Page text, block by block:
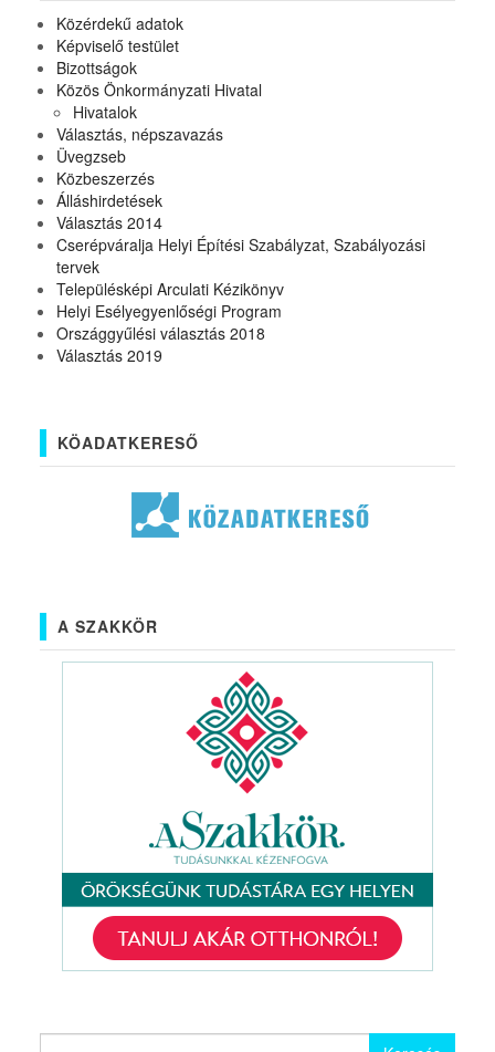
Közérdekű adatok
Képviselő testület
Bizottságok
Közös Önkormányzati Hivatal
Hivatalok
Választás, népszavazás
Üvegzseb
Közbeszerzés
Álláshirdetések
Választás 2014
Cserépváralja Helyi Építési Szabályzat, Szabályozási
tervek
Településképi Arculati Kézikönyv
Helyi Esélyegyenlőségi Program
Országgyűlési választás 2018
Választás 2019
KÖADATKERESŐ
A SZAKKÖR